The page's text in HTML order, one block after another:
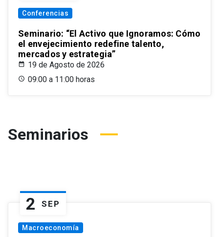
Conferencias
Seminario: “El Activo que Ignoramos: Cómo
el envejecimiento redefine talento,
mercados y estrategia”
19 de Agosto de 2026
09:00 a 11:00 horas
Seminarios
2 SEP
Macroeconomía